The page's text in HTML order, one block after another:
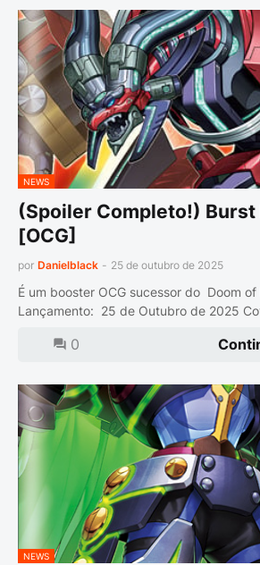
NEWS
(Spoiler Completo!) Burst
[OCG]
por Danielblack - 25 de outubro de 2025
É um booster OCG sucessor do Doom
Lançamento: 25 de Outubro de 2025
0
NEWS